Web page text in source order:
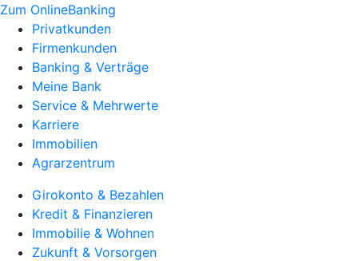
Zum OnlineBanking
Privatkunden
Firmenkunden
Banking & Verträge
Meine Bank
Service & Mehrwerte
Karriere
Immobilien
Agrarzentrum
Girokonto & Bezahlen
Kredit & Finanzieren
Immobilie & Wohnen
Zukunft & Vorsorgen